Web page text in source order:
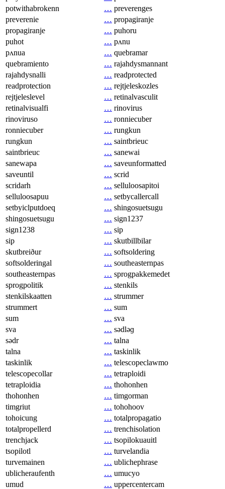
potwithabrokenn
… preverenges
preverenie
… propagiranje
propagiranje
… puhoru
puhot
… pʌnu
pʌnua
… quebramar
quebramiento
… rajahdysmannant
rajahdysnalli
… readprotected
readprotection
… rejtjeleskozles
rejtjeleslevel
… retinalvasculit
retinalvisualfi
… rinovirus
rinoviruso
… ronniecuber
ronniecuber
… rungkun
rungkun
… saintbrieuc
saintbrieuc
… sanewai
sanewapa
… saveunformatted
saveuntil
… scrid
scridarh
… selluloosapitoi
selluloosapuu
… setbycallercall
setbyiclputdoeq
… shingosuetsugu
shingosuetsugu
… sign1237
sign1238
… sip
sip
… skutbillbilar
skutbreiður
… softsoldering
softsolderingal
… southeasternpas
southeasternpas
… sprogpakkemedet
sprogpolitik
… stenkils
stenkilskaatten
… strummer
strummert
… sum
sum
… sva
sva
… sədləɡ
sədr
… talna
talna
… taskinlik
taskinlik
… telescopeclawmo
telescopecollar
… tetraploidi
tetraploidia
… thohonhen
thohonhen
… timgorman
timgriut
… tohohoov
tohoicung
… totalpropagatio
totalpropellerd
… trenchisolation
trenchjack
… tsopilokuauitl
tsopilotl
… turvelandia
turvemainen
… ublichephrase
ublicheraufenth
… umucyo
umud
… uppercentercam